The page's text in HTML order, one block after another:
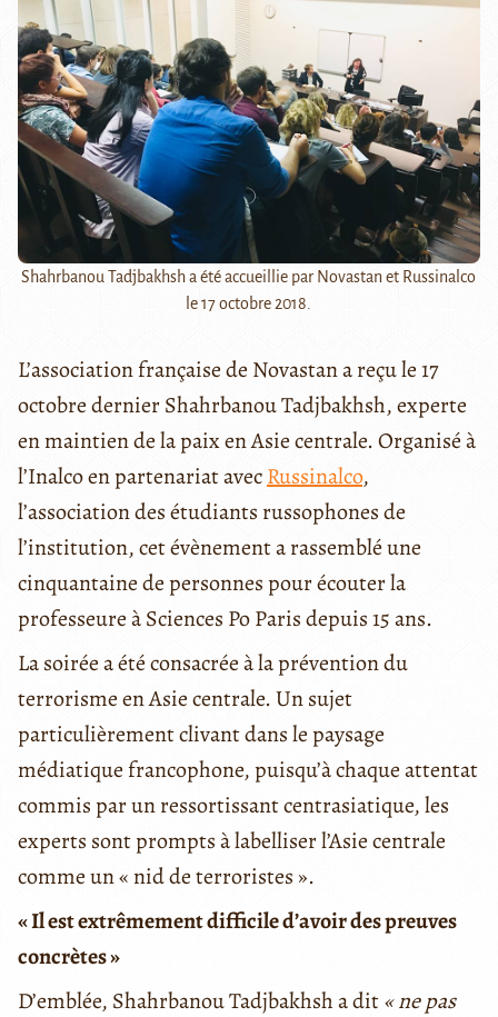
Shahrbanou Tadjbakhsh a été accueillie par Novastan et Russinalco
le 17 octobre 2018.
L’association française de Novastan a reçu le 17
octobre dernier Shahrbanou Tadjbakhsh, experte
en maintien de la paix en Asie centrale. Organisé à
l’Inalco en partenariat avecRussinalco,
l’association des étudiants russophones de
l’institution, cet évènement a rassemblé une
cinquantaine de personnes pour écouter la
professeure à Sciences Po Paris depuis 15 ans.
La soirée a été consacrée à la prévention du
terrorisme en Asie centrale. Un sujet
particulièrement clivant dans le paysage
médiatique francophone, puisqu’à chaque attentat
commis par un ressortissant centrasiatique, les
experts sont prompts à labelliser l’Asie centrale
comme un « nid de terroristes ».
« Il est extrêmement difficile d’avoir des preuves
concrètes »
D’emblée, Shahrbanou Tadjbakhsh a dit« ne pas